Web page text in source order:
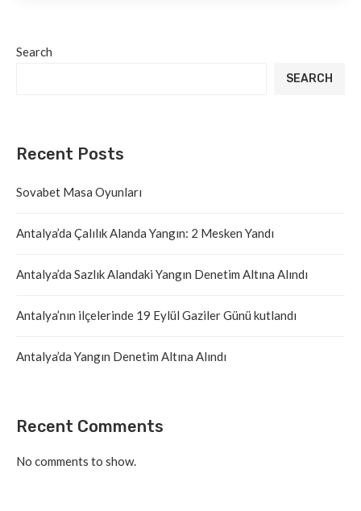
Search
SEARCH
Recent Posts
Sovabet Masa Oyunları
Antalya’da Çalılık Alanda Yangın: 2 Mesken Yandı
Antalya’da Sazlık Alandaki Yangın Denetim Altına Alındı
Antalya’nın ilçelerinde 19 Eylül Gaziler Günü kutlandı
Antalya’da Yangın Denetim Altına Alındı
Recent Comments
No comments to show.